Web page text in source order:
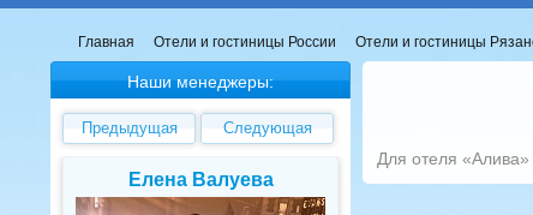
Главная Отели и гостиницы России Отели и гостиницы
Наши менеджеры:
Предыдущая Следующая
Елена Валуева Светлана
Для отеля «Алива»